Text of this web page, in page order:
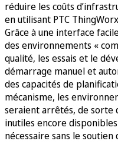
réduire les coûts
en utilisant PTC
Grâce à une interface
des environnements «
qualité, les essais et le
démarrage manuel et
des capacités de
mécanisme, les
seraient arrêtés, de sorte
inutiles encore
nécessaire sans le